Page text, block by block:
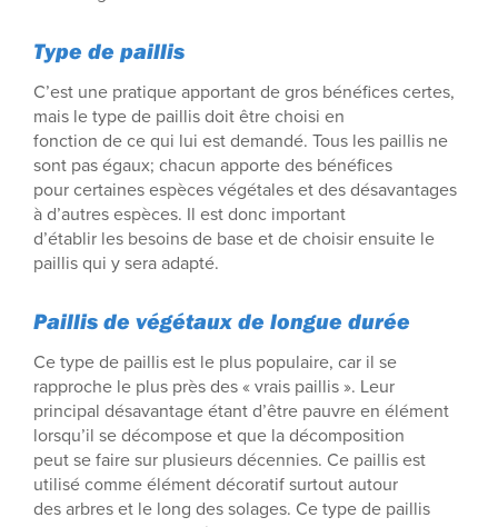
Type de paillis
C’est une pratique apportant de gros bénéfices certes,
mais le type de paillis doit être choisi en
fonction de ce qui lui est demandé. Tous les paillis ne
sont pas égaux; chacun apporte des bénéfices
pour certaines espèces végétales et des désavantages
à d’autres espèces. Il est donc important
d’établir les besoins de base et de choisir ensuite le
paillis qui y sera adapté.
Paillis de végétaux de longue durée
Ce type de paillis est le plus populaire, car il se
rapproche le plus près des « vrais paillis ». Leur
principal désavantage étant d’être pauvre en élément
lorsqu’il se décompose et que la décomposition
peut se faire sur plusieurs décennies. Ce paillis est
utilisé comme élément décoratif surtout autour
des arbres et le long des solages. Ce type de paillis